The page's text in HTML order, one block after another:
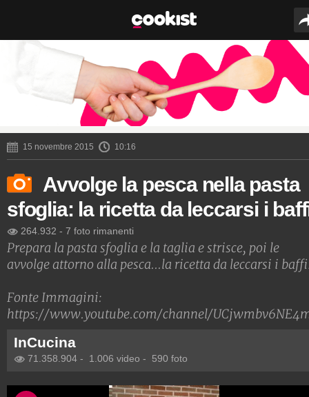
15 novembre 2015 10:16
Avvolge la pesca nella pasta
sfoglia: la ricetta da leccarsi i
264.932 - 7 foto rimanenti
Prepara la pasta sfoglia e la taglia e strisce, poi le
avvolge attorno alla pesca...la ricetta da leccarsi i
Fonte Immagini:
https://www.youtube.com/channel/
InCucina
71.358.904 - 1.006 video - 590 foto